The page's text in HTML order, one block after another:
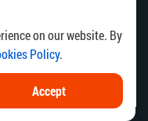
on our website. By
Policy.
Accept
Geld zu verlieren.
und Offenlegungen
für Personen bestimmt,
ansässig sind, in dem die
gegen die örtlichen